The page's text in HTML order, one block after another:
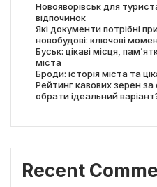
Новояворівськ для
відпочинок
Які документи потрібні
новобудові: ключові
Буськ: цікаві місця,
міста
Броди: історія міста та
Рейтинг кавових зерен
обрати ідеальний
Recent